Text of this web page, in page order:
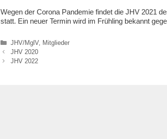
Wegen der Corona Pandemie findet die JHV 2021
statt. Ein neuer Termin wird im Frühling bekannt
Kategorien
JHV/MglV, Mitglieder
JHV 2020
JHV 2022